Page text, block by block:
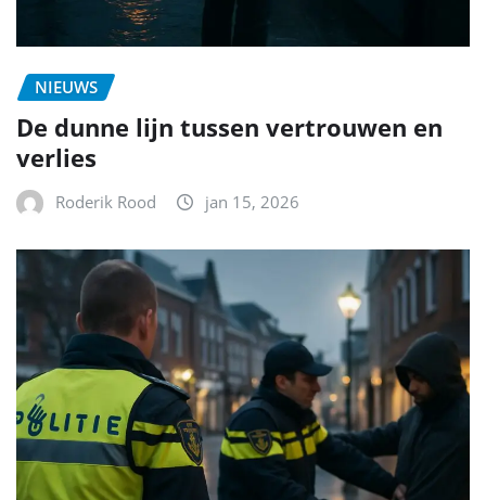
NIEUWS
De dunne lijn tussen vertrouwen en
verlies
Roderik Rood jan 15, 2026